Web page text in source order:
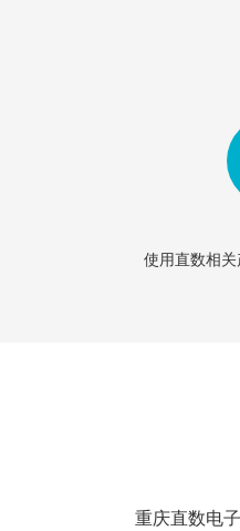
使用直数相
重庆直数电